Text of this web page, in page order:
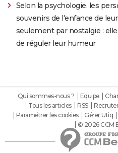
Selon la psychologie, les
souvenirs de l'enfance de
seulement par nostalgie :
de réguler leur humeur
Qui sommes-nous ? Equipe
Tous les articles
RSS
Paramétrer les cookies
Gérer Utiq
© 2026 CCM